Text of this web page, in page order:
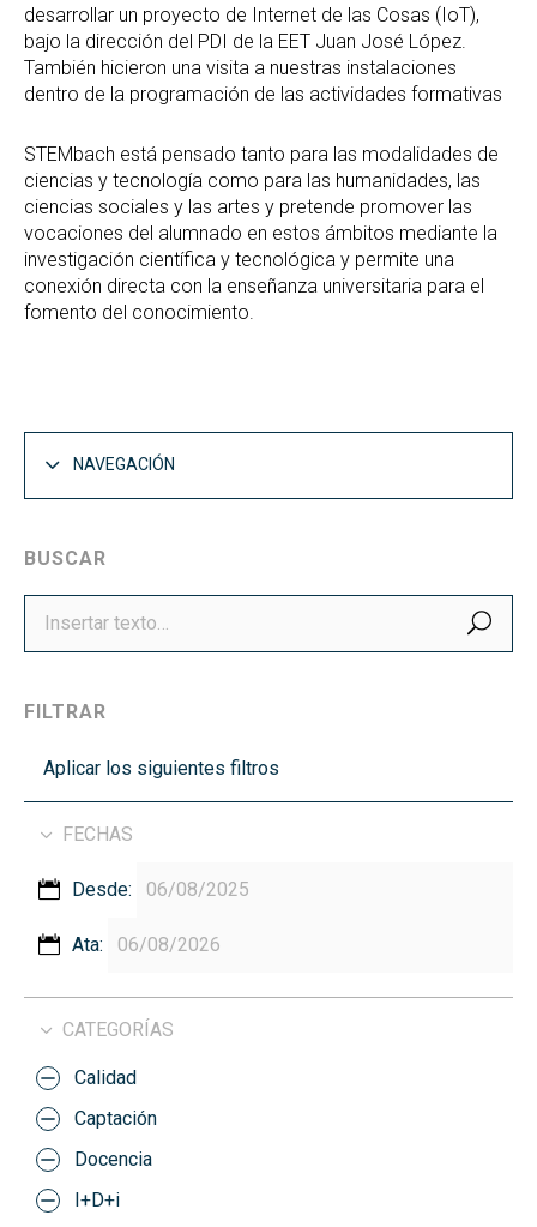
desarrollar un proyecto de Internet de las Cosas (IoT),
bajo la dirección del PDI de la EET Juan José López.
También hicieron una visita a nuestras instalaciones
dentro de la programación de las actividades formativas
STEMbach está pensado tanto para las modalidades de
ciencias y tecnología como para las humanidades, las
ciencias sociales y las artes y pretende promover las
vocaciones del alumnado en estos ámbitos mediante la
investigación científica y tecnológica y permite una
conexión directa con la enseñanza universitaria para el
fomento del conocimiento.
NAVEGACIÓN
BUSCAR
FILTRAR
Aplicar los siguientes filtros
FECHAS
Desde:
Ata:
CATEGORÍAS
Calidad
Captación
Docencia
I+D+i